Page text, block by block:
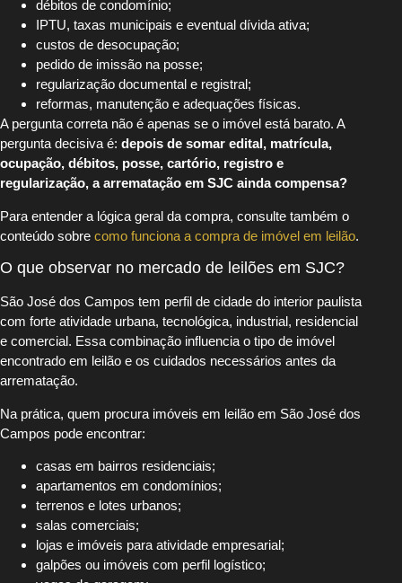
débitos de condomínio;
IPTU, taxas municipais e eventual dívida ativa;
custos de desocupação;
pedido de imissão na posse;
regularização documental e registral;
reformas, manutenção e adequações físicas.
A pergunta correta não é apenas se o imóvel está barato. A
pergunta decisiva é: depois de somar edital, matrícula,
ocupação, débitos, posse, cartório, registro e
regularização, a arrematação em SJC ainda compensa?
Para entender a lógica geral da compra, consulte também o
conteúdo sobre como funciona a compra de imóvel em leilão.
O que observar no mercado de leilões em SJC?
São José dos Campos tem perfil de cidade do interior paulista
com forte atividade urbana, tecnológica, industrial, residencial
e comercial. Essa combinação influencia o tipo de imóvel
encontrado em leilão e os cuidados necessários antes da
arrematação.
Na prática, quem procura imóveis em leilão em São José dos
Campos pode encontrar:
casas em bairros residenciais;
apartamentos em condomínios;
terrenos e lotes urbanos;
salas comerciais;
lojas e imóveis para atividade empresarial;
galpões ou imóveis com perfil logístico;